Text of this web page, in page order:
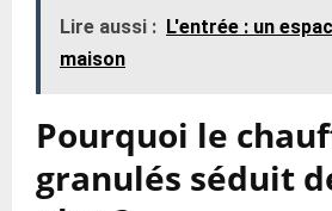
Lire aussi : L'entrée : un
maison
Pourquoi le
granulés séduit